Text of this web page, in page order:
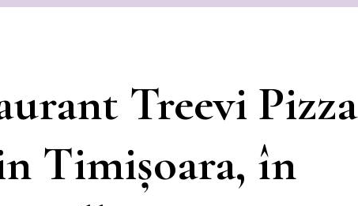
Treevi Pizza
Timișoara, în